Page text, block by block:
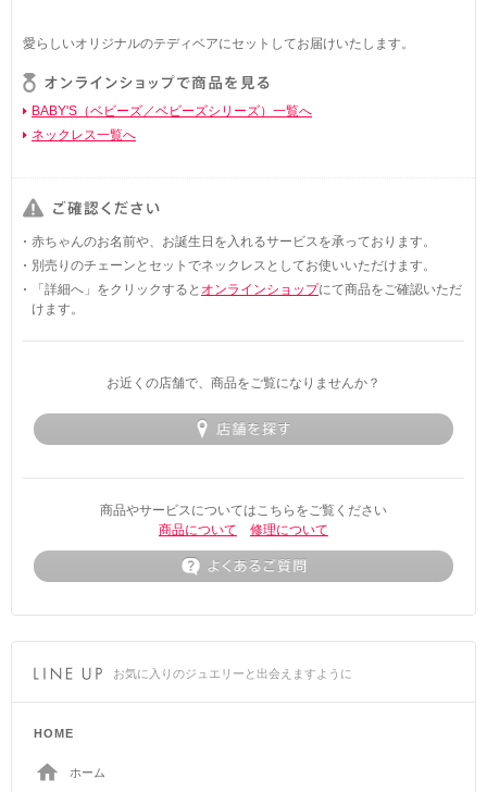
愛らしいオリジナルのテディベアにセットしてお届けいたします。
BABY'S（ベビーズ／ベビーズシリーズ）一覧へ
ネックレス一覧へ
赤ちゃんのお名前や、お誕生日を入れるサービスを承っております。
別売りのチェーンとセットでネックレスとしてお使いいただけます。
「詳細へ」をクリックすると オンラインショップにて商品をご確認いただ
けます。
お近くの店舗で、商品をご覧になりませんか？
商品やサービスについてはこちらをご覧ください
商品について
修理について
お気に入りのジュエリーと出会えますように
HOME
ホーム